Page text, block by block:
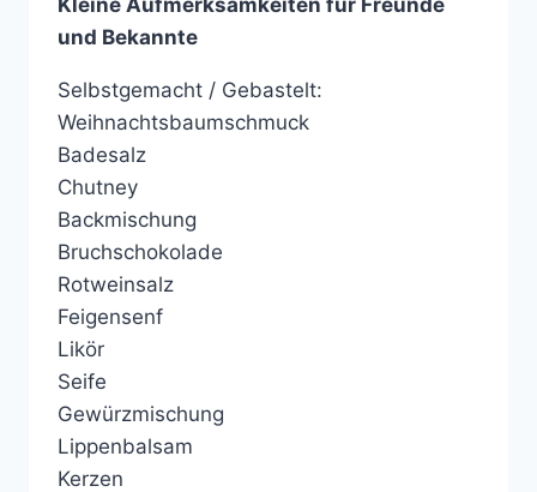
und Bekannte
Selbstgemacht / Gebastelt:
Weihnachtsbaumschmuck
Badesalz
Chutney
Backmischung
Bruchschokolade
Rotweinsalz
Feigensenf
Likör
Seife
Gewürzmischung
Lippenbalsam
Kerzen